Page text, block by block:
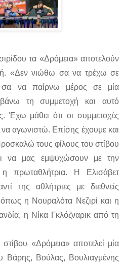
τα «Δρόμεια» αποτελούν
«Δεν νιώθω σα να τρέχω σε
να παίρνω μέρος σε μία
τη συμμετοχή και αυτό
Έχω μάθει ότι οι συμμετοχές
αγωνιστώ. Επίσης έχουμε και
τους φίλους του στίβου
να μας εμψυχώσουν με την
πρωταθλήτρια. Η Ελισάβετ
της αθλήτριες με διεθνείς
όπως η Νουραλότα Νεζιρί και η
η Νίκα Γκλόζναρικ από τη
στίβου «Δρόμεια» αποτελεί μία
Βάρης, Βούλας, Βουλιαγμένης